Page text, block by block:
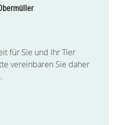
für Sie und Ihr Tier
vereinbaren Sie daher